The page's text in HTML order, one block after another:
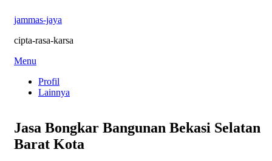
jammas-jaya
cipta-rasa-karsa
Skip
content
Menu
Profil
Lainnya
Jasa Bongkar Bangunan Bekasi Selatan
Barat Kota